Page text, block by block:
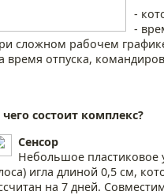
-
-
сложном рабочем
время отпуска,
состоит комплекс?
Сенсор
Небольшое пластиковое
игла длиной 0,5 см,
на 7 дней.